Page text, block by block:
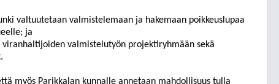
valtuutetaan valmistelemaan ja hakemaan poikkeuslupaa
ja
valmistelutyön projektiryhmään sekä
myös Parikkalan kunnalle annetaan mahdollisuus tulla